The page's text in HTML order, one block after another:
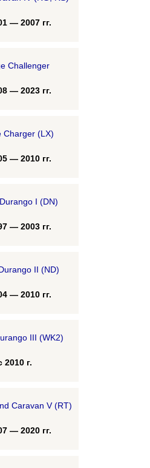
— 2007 гг.
Challenger
— 2023 гг.
Charger (LX)
— 2010 гг.
I (DN)
— 2003 гг.
II (ND)
— 2010 гг.
III (WK2)
2010 г.
Caravan V (RT)
— 2020 гг.